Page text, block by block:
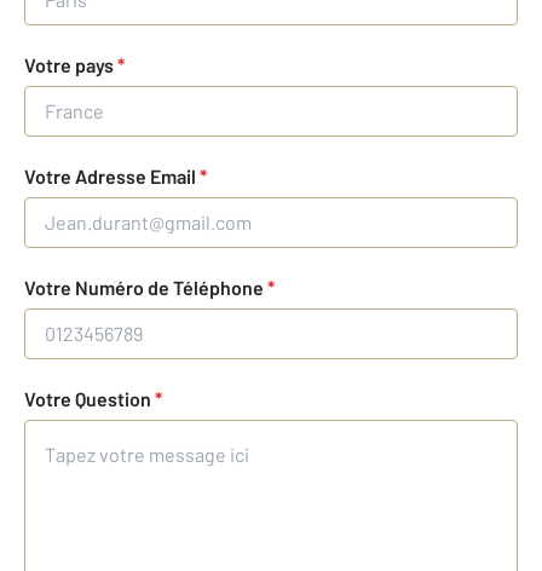
Votre pays*
Votre Adresse Email *
Votre Numéro de Téléphone *
Votre Question *